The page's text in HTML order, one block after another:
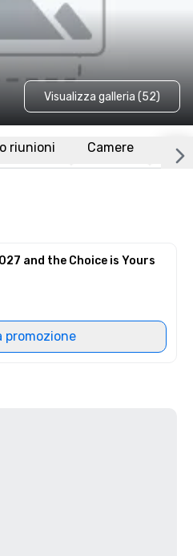
Visualizza galleria (52)
riunioni Camere
and the Choice is Yours
promozione